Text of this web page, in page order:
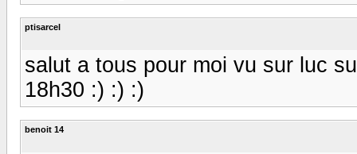
ptisarcel
salut a tous pour moi vu sur luc
18h30 :) :) :)
benoit 14